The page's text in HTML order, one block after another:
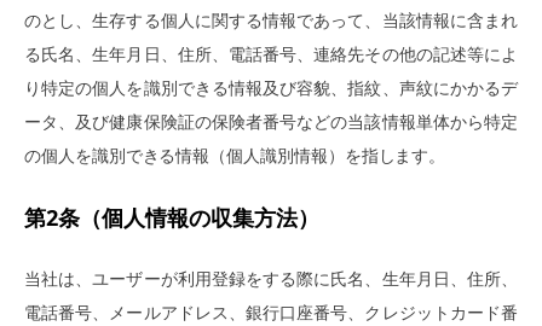
のとし、生存する個人に関する情報であって、当該情報に含まれ
る氏名、生年月日、住所、電話番号、連絡先その他の記述等によ
り特定の個人を識別できる情報及び容貌、指紋、声紋にかかるデ
ータ、及び健康保険証の保険者番号などの当該情報単体から特定
の個人を識別できる情報（個人識別情報）を指します。
第2条（個人情報の収集方法）
当社は、ユーザーが利用登録をする際に氏名、生年月日、住所、
電話番号、メールアドレス、銀行口座番号、クレジットカード番